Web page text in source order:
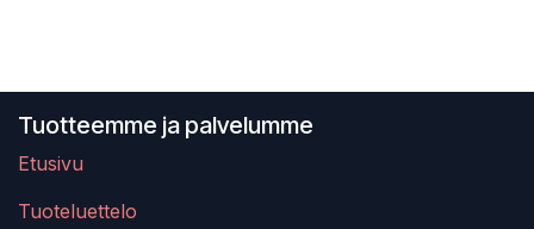
Tuotteemme ja palvelumme
Etusivu
Tuoteluettelo